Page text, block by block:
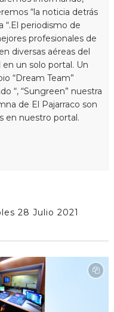
“la noticia detrás
“.El periodismo de
profesionales de
diversas aéreas del
un solo portal. Un
“Dream Team”
“, “Sungreen” nuestra
de El Pajarraco son
en nuestro portal.
28 Julio 2021